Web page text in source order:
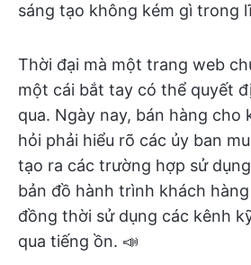
sáng tạo không kém gì trong
Thời đại mà một trang web
một cái bắt tay có thể quyết
qua. Ngày nay, bán hàng cho
hỏi phải hiểu rõ các ủy ban
tạo ra các trường hợp sử
bản đồ hành trình khách
đồng thời sử dụng các kênh
qua tiếng ồn. 📣